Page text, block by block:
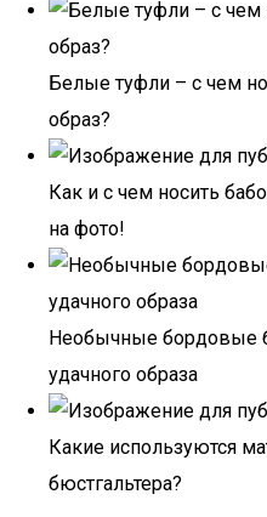
Белые туфли – с чем
образ?
Как и с чем носить
на фото!
Необычные бордовые
удачного образа
Какие используются
бюстгальтера?